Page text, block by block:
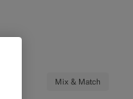
Mix & Match